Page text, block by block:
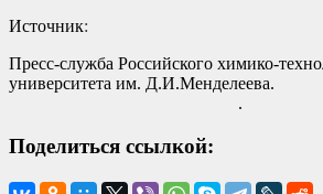
Источник:
Пресс-служба Российского химико-
университета им.
.
Поделиться ссылкой: